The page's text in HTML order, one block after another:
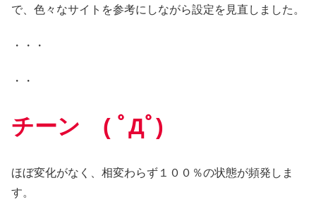
で、色々なサイトを参考にしながら設定を見直しました。
・・・
・・
チーン ( ﾟДﾟ)
ほぼ変化がなく、相変わらず１００％の状態が頻発しま
す。